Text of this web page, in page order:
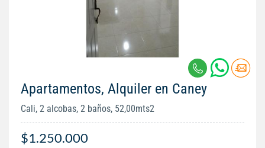
Apartamentos, Alquiler en Caney
Cali, 2 alcobas, 2 baños, 52,00mts2
$1.250.000